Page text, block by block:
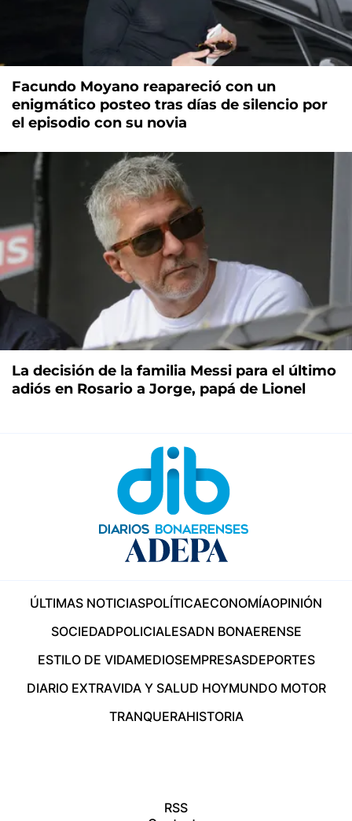
Facundo Moyano reapareció con un
enigmático posteo tras días de silencio por
el episodio con su novia
La decisión de la familia Messi para el último
adiós en Rosario a Jorge, papá de Lionel
ÚLTIMAS NOTICIASPOLÍTICAECONOMÍAOPINIÓN
SOCIEDADPOLICIALESADN BONAERENSE
ESTILO DE VIDAMEDIOSEMPRESASDEPORTES
DIARIO EXTRAVIDA Y SALUD HOYMUNDO MOTOR
TRANQUERAHISTORIA
RSS